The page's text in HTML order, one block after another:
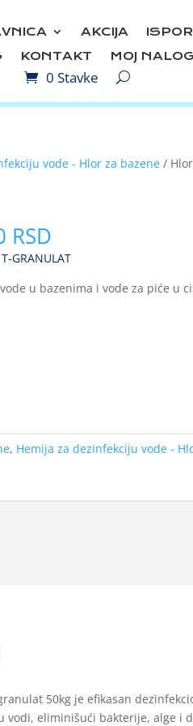
AKCIJA
KONTAKT MOJ
0 Stavke
vode - Hlor za bazene/
RSDTrenutna
cena
je:
40.000,00
GRANULAT
u bazenima i vode za piće u
, Hemija za dezinfekciju vode -
50kg je efikasan
vodi, eliminišući bakterije, alge i